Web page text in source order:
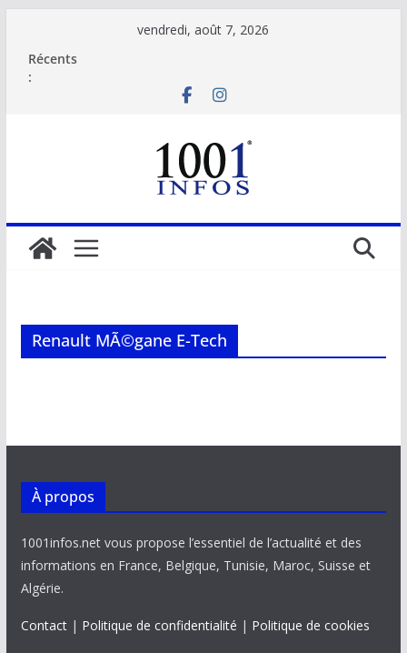
contenu
vendredi, août 7, 2026
Récents
:
Renault MÃ©gane E-Tech
À propos
1001infos.net vous propose l’essentiel de l’actualité et des
informations en France, Belgique, Tunisie, Maroc, Suisse et
Algérie.
Contact| Politique de confidentialité | Politique de cookies